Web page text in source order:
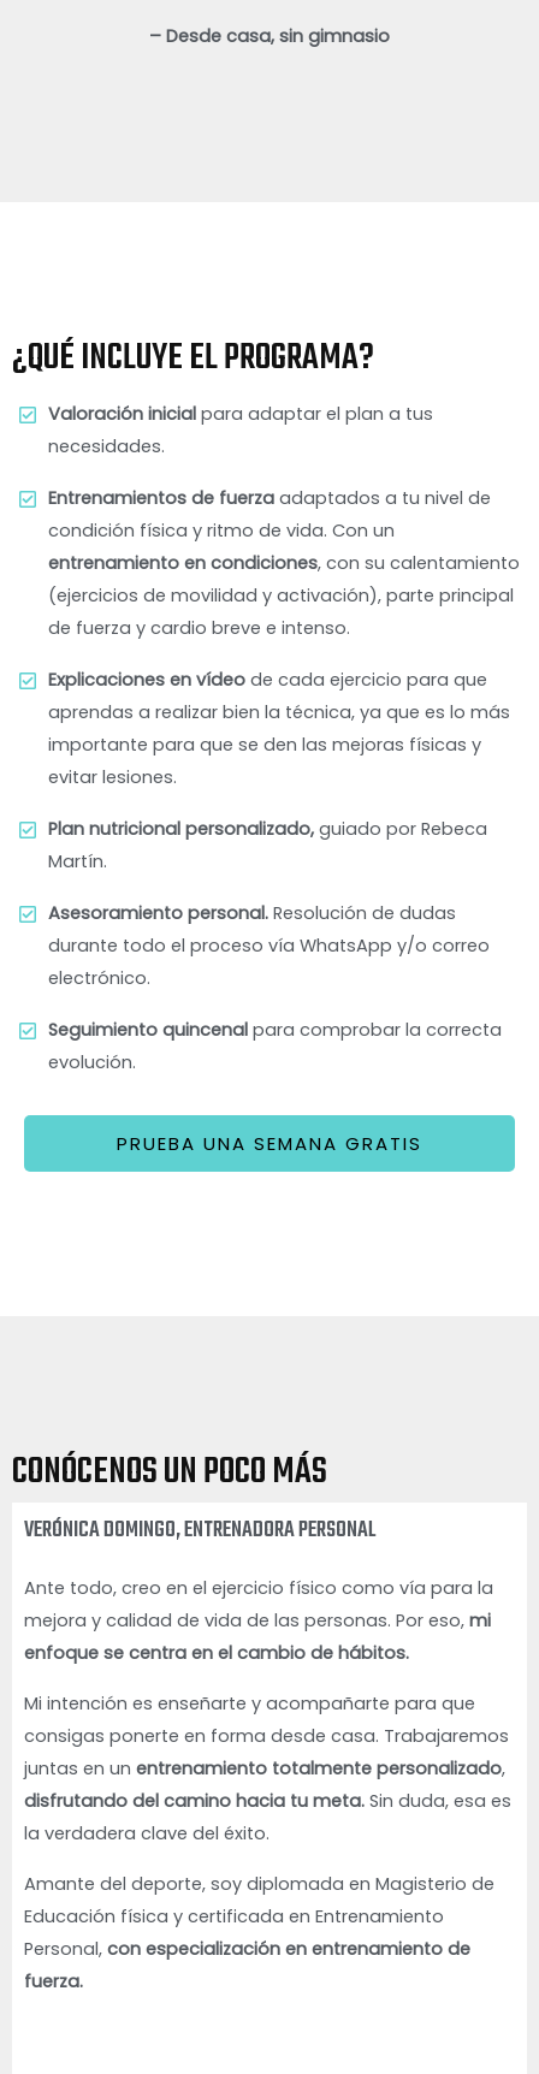
– Desde casa, sin gimnasio
¿QUÉ INCLUYE EL PROGRAMA?
Valoración inicial para adaptar el plan a tus
necesidades.
Entrenamientos de fuerza adaptados a tu nivel de
condición física y ritmo de vida. Con un
entrenamiento en condiciones, con su calentamiento
(ejercicios de movilidad y activación), parte principal
de fuerza y cardio breve e intenso.
Explicaciones en vídeo de cada ejercicio para que
aprendas a realizar bien la técnica, ya que es lo más
importante para que se den las mejoras físicas y
evitar lesiones.
Plan nutricional personalizado, guiado por Rebeca
Martín.
Asesoramiento personal. Resolución de dudas
durante todo el proceso vía WhatsApp y/o correo
electrónico.
Seguimiento quincenal para comprobar la correcta
evolución.
PRUEBA UNA SEMANA GRATIS
CONÓCENOS UN POCO MÁS
VERÓNICA DOMINGO, ENTRENADORA PERSONAL
Ante todo, creo en el ejercicio físico como vía para la
mejora y calidad de vida de las personas. Por eso, mi
enfoque se centra en el cambio de hábitos.
Mi intención es enseñarte y acompañarte para que
consigas ponerte en forma desde casa. Trabajaremos
juntas en un entrenamiento totalmente personalizado,
disfrutando del camino hacia tu meta. Sin duda, esa es
la verdadera clave del éxito.
Amante del deporte, soy diplomada en Magisterio de
Educación física y certificada en Entrenamiento
Personal, con especialización en entrenamiento de
fuerza.